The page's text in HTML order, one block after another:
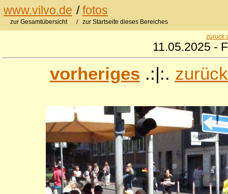
www.vilvo.de /fotos
zur Gesamtübersicht / zur Startseite dieses Bereiches
zurück
11.05.2025 -
vorheriges .:|:.